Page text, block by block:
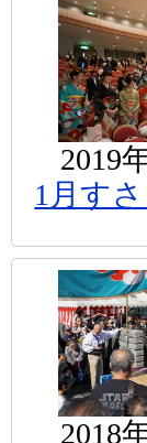
2019
1月す
2018